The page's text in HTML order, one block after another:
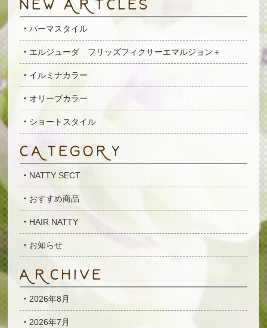
パーマスタイル
エルジューダ フリッズフィクサーエマルジョン＋
イルミナカラー
オリーブカラー
ショートスタイル
NATTY SECT
おすすめ商品
HAIR NATTY
お知らせ
2026年8月
2026年7月